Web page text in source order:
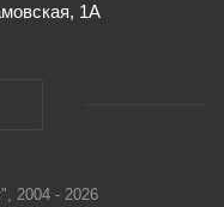
1А
2004 - 2026